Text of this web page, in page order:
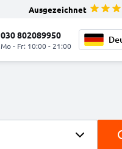
Ausgezeichnet
030 802089950
Mo - Fr: 10:00 - 21:00